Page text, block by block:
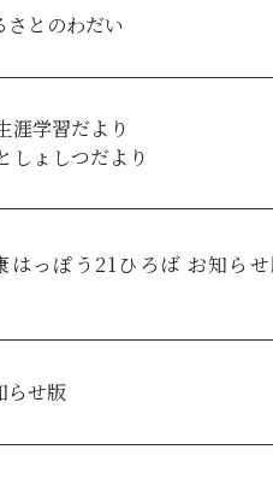
さとのわだい
涯学習だより
しょしつだより
はっぽう21ひろば お知ら
らせ版